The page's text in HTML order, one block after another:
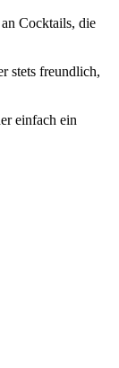
Cocktails, die
stets freundlich,
einfach ein